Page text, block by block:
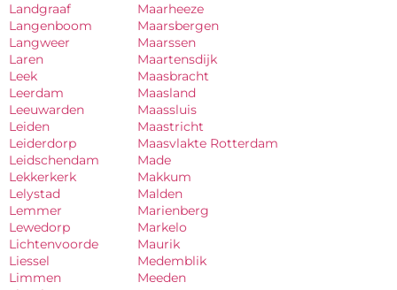
Landgraaf
Langenboom
Langweer
Laren
Leek
Leerdam
Leeuwarden
Leiden
Leiderdorp
Leidschendam
Lekkerkerk
Lelystad
Lemmer
Lewedorp
Lichtenvoorde
Liessel
Limmen
Maarheeze
Maarsbergen
Maarssen
Maartensdijk
Maasbracht
Maasland
Maassluis
Maastricht
Maasvlakte Rotterdam
Made
Makkum
Malden
Marienberg
Markelo
Maurik
Medemblik
Meeden